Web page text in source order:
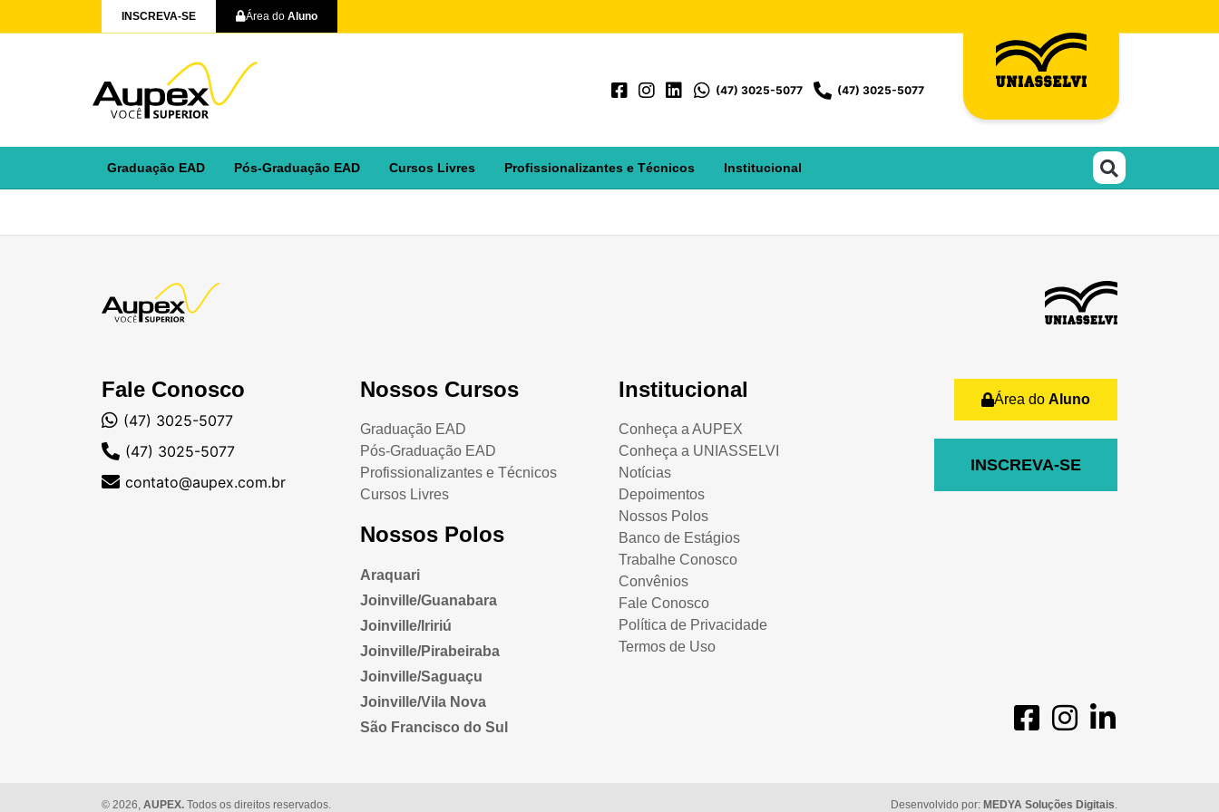
INSCREVA-SE Área do Aluno
(47) 3025-5077 (47) 3025-5077
Graduação EAD Pós-Graduação EAD Cursos Livres Profissionalizantes e Técnicos Institucional
Fale Conosco
(47) 3025-5077
(47) 3025-5077
contato@aupex.com.br
Nossos Cursos
Graduação EAD
Pós-Graduação EAD
Profissionalizantes e Técnicos
Cursos Livres
Nossos Polos
Araquari
Joinville/Guanabara
Joinville/Iririú
Joinville/Pirabeiraba
Joinville/Saguaçu
Joinville/Vila Nova
São Francisco do Sul
Institucional
Conheça a AUPEX
Conheça a UNIASSELVI
Notícias
Depoimentos
Nossos Polos
Banco de Estágios
Trabalhe Conosco
Convênios
Fale Conosco
Política de Privacidade
Termos de Uso
Área do Aluno
INSCREVA-SE
© 2026, AUPEX. Todos os direitos reservados. Desenvolvido por: MEDYA Soluções Digitais.